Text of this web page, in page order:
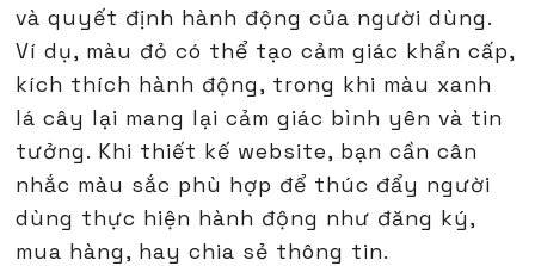
và quyết định hành động của người dùng.
Ví dụ, màu đỏ có thể tạo cảm giác khẩn cấp,
kích thích hành động, trong khi màu xanh
lá cây lại mang lại cảm giác bình yên và tin
tưởng. Khi thiết kế website, bạn cần cân
nhắc màu sắc phù hợp để thúc đẩy người
dùng thực hiện hành động như đăng ký,
mua hàng, hay chia sẻ thông tin.